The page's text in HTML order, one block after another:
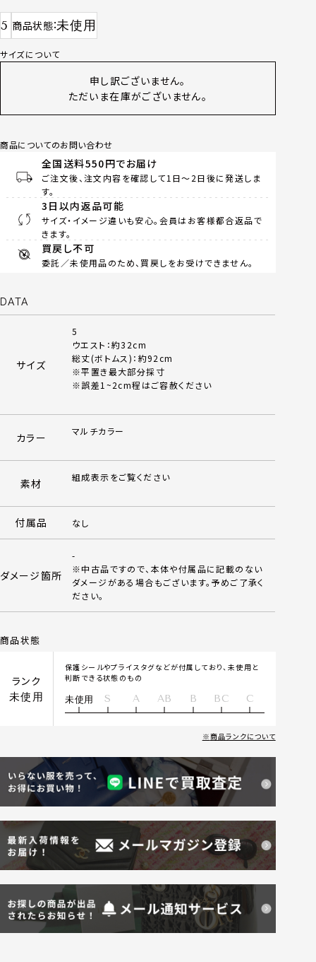
5 商品状態 未使用
サイズについて
申し訳ございません。
ただいま在庫がございません。
商品についてのお問い合わせ
全国送料550円でお届け
ご注文後、注文内容を確認して1日～2日後に発送しま
す。
3日以内返品可能
サイズ・イメージ違いも安心。会員はお客様都合返品で
きます。
買戻し不可
委託／未使用品のため、買戻しをお受けできません。
DATA
サイズ
5
ウエスト：約32cm
総丈(ボトムス)：約92cm
※平置き最大部分採寸
※誤差1~2cm程はご容赦ください
カラー マルチカラー
素材 組成表示をご覧ください
付属品 なし
ダメージ箇所
-
※中古品ですので、本体や付属品に記載のない
ダメージがある場合もございます。予めご了承く
ださい。
商品状態
ランク
未使用
保護シールやプライスタグなどが付属しており、未使用と
判断できる状態のもの
未使用 S A AB B BC C
商品ランクについて